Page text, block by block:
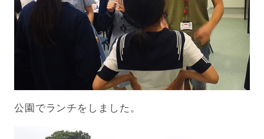
公園でランチをしました。